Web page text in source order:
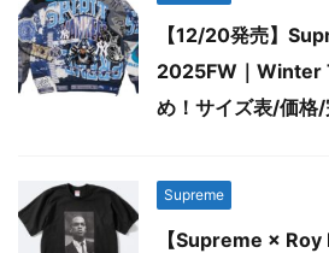
【12/20発売】
2025FW｜Winter
め！サイズ表/価格
Supreme
【Supreme ×